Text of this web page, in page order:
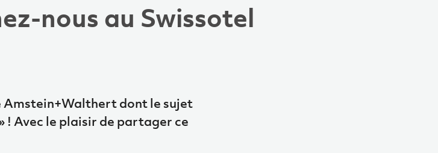
nous au Swissotel
Amstein+Walthert dont le sujet
! Avec le plaisir de partager ce